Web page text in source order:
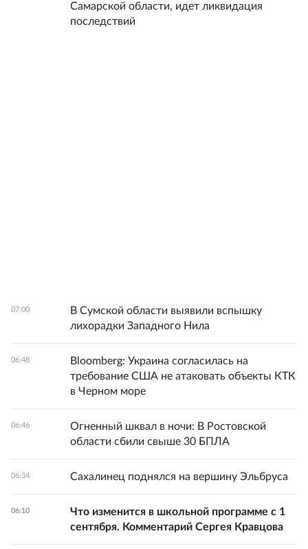
Самарской области, идет ликвидация
последствий
07:00
В Сумской области выявили вспышку
лихорадки Западного Нила
06:48
Bloomberg: Украина согласилась на
требование США не атаковать объекты КТК
в Черном море
06:46
Огненный шквал в ночи: В Ростовской
области сбили свыше 30 БПЛА
06:34 Сахалинец поднялся на вершину Эльбруса
06:10
Что изменится в школьной программе с 1
сентября. Комментарий Сергея Кравцова